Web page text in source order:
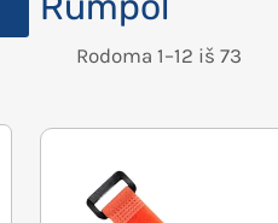
Rodoma 1–12 iš 73